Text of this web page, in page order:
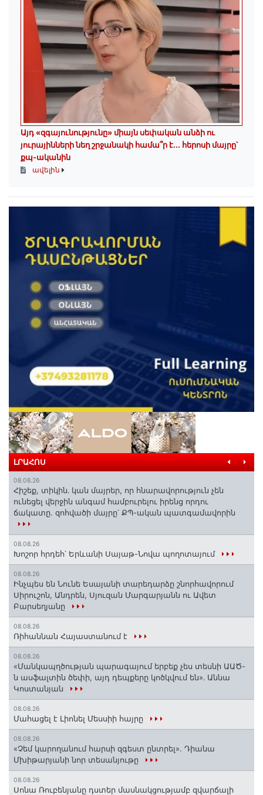
Այդ «զգայունությունը» միայն սեփական անձի ու
յուրայինների նեղ շրջանակի համա՞ր է․․․ հերոսի մայրը՝
քպ-ականին
ավելին
ԼՐԱՀՈՍ
08.08.26
Հիշեք, տիկին․ կան մայրեր, որ հնարավորություն չեն
ունեցել վերջին անգամ համբուրելու իրենց որդու
ճակատը. զոհվածի մայրը՝ ՔՊ-ական պատգամավորին
08.08.26
Խոշոր հրդեհ՝ Երևանի Սայաթ-Նովա պողոտայում
08.08.26
Ինչպես են Նունե Եսայանի տարեդարձը շնորհավորում
Սիրուշոն, Անդրեն, Սյուզան Մարգարյանն ու Ավետ
Բարսեղյանը
08.08.26
Ռիհաննան Հայաստանում է
08.08.26
«Մանկապղծության պարագայում երբեք չես տեսնի ԱԱԾ-
ն ասֆալտին ծեփի, այդ դեպքերը կոծկվում են»․ Աննա
Կոստանյան
08.08.26
Մահացել է Լիոնել Մեսսիի հայրը
08.08.26
«Չեմ կարողանում հարսի զգեստ ընտրել». Դիանա
Մխիթարյանի նոր տեսանյութը
08.08.26
Սոնա Ռուբենյանը դստեր մասնակցությամբ զվարճալի